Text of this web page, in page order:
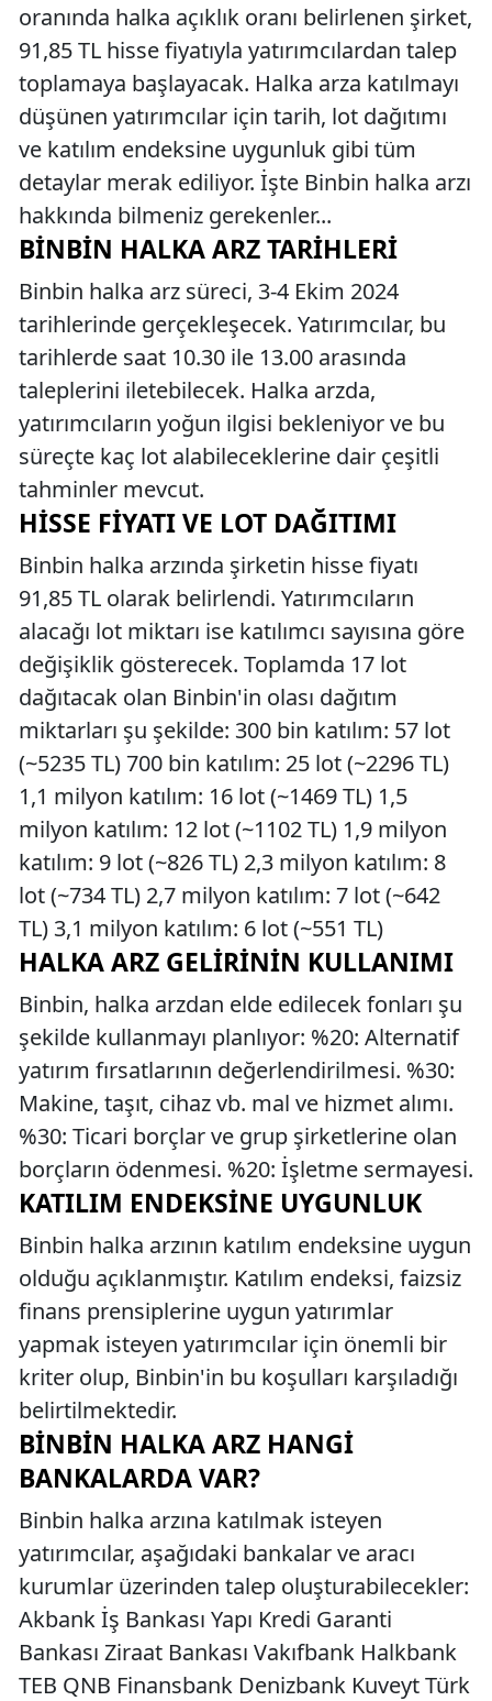
oranında halka açıklık oranı belirlenen şirket,
91,85 TL hisse fiyatıyla yatırımcılardan talep
toplamaya başlayacak. Halka arza katılmayı
düşünen yatırımcılar için tarih, lot dağıtımı
ve katılım endeksine uygunluk gibi tüm
detaylar merak ediliyor. İşte Binbin halka arzı
hakkında bilmeniz gerekenler...
BINBIN HALKA ARZ TARIHLERI
Binbin halka arz süreci, 3-4 Ekim 2024
tarihlerinde gerçekleşecek. Yatırımcılar, bu
tarihlerde saat 10.30 ile 13.00 arasında
taleplerini iletebilecek. Halka arzda,
yatırımcıların yoğun ilgisi bekleniyor ve bu
süreçte kaç lot alabileceklerine dair çeşitli
tahminler mevcut.
HISSE FIYATI VE LOT DAĞITIMI
Binbin halka arzında şirketin hisse fiyatı
91,85 TL olarak belirlendi. Yatırımcıların
alacağı lot miktarı ise katılımcı sayısına göre
değişiklik gösterecek. Toplamda 17 lot
dağıtacak olan Binbin'in olası dağıtım
miktarları şu şekilde: 300 bin katılım: 57 lot
(~5235 TL) 700 bin katılım: 25 lot (~2296 TL)
1,1 milyon katılım: 16 lot (~1469 TL) 1,5
milyon katılım: 12 lot (~1102 TL) 1,9 milyon
katılım: 9 lot (~826 TL) 2,3 milyon katılım: 8
lot (~734 TL) 2,7 milyon katılım: 7 lot (~642
TL) 3,1 milyon katılım: 6 lot (~551 TL)
HALKA ARZ GELIRININ KULLANIMI
Binbin, halka arzdan elde edilecek fonları şu
şekilde kullanmayı planlıyor: %20: Alternatif
yatırım fırsatlarının değerlendirilmesi. %30:
Makine, taşıt, cihaz vb. mal ve hizmet alımı.
%30: Ticari borçlar ve grup şirketlerine olan
borçların ödenmesi. %20: İşletme sermayesi.
KATILIM ENDEKSINE UYGUNLUK
Binbin halka arzının katılım endeksine uygun
olduğu açıklanmıştır. Katılım endeksi, faizsiz
finans prensiplerine uygun yatırımlar
yapmak isteyen yatırımcılar için önemli bir
kriter olup, Binbin'in bu koşulları karşıladığı
belirtilmektedir.
BINBIN HALKA ARZ HANGI
BANKALARDA VAR?
Binbin halka arzına katılmak isteyen
yatırımcılar, aşağıdaki bankalar ve aracı
kurumlar üzerinden talep oluşturabilecekler:
Akbank İş Bankası Yapı Kredi Garanti
Bankası Ziraat Bankası Vakıfbank Halkbank
TEB QNB Finansbank Denizbank Kuveyt Türk